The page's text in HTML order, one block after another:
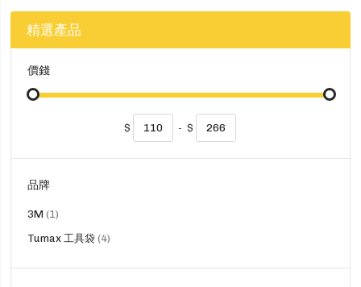
精選產品
價錢
$ - $
品牌
3M 1貨
Tumax 工具袋 4貨